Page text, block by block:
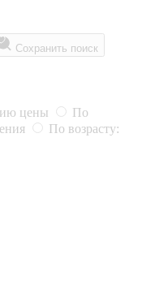
Сохранить поиск
цены
По
По возрасту: